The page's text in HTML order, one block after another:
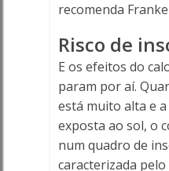
recomenda
Risco de
E os efeitos do
param por aí.
está muito alta e
exposta ao sol, o
num quadro de
caracterizada